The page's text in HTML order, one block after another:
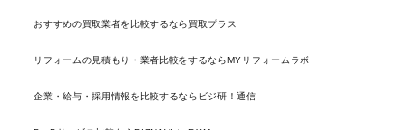
おすすめの買取業者を比較するなら買取プラス
リフォームの見積もり・業者比較をするならMYリフォームラボ
企業・給与・採用情報を比較するならビジ研！通信